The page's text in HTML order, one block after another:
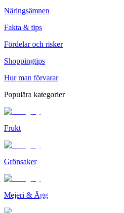
Näringsämnen
Fakta & tips
Fördelar och risker
Shoppingtips
Hur man förvarar
Populära kategorier
Frukt
Grönsaker
Mejeri & Ägg